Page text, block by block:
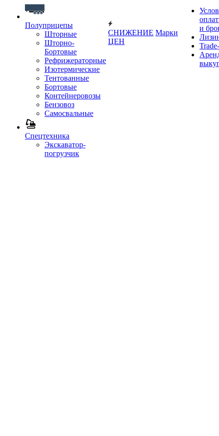
Полуприцепы
Шторные
Шторно-
Бортовые
Рефрижераторные
Изотермические
Тентованные
Бортовые
Контейнеровозы
Бензовоз
Самосвальные
Спецтехника
Экскаватор-
погрузчик
СНИЖЕНИЕ
ЦЕН
Марки
и